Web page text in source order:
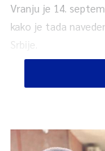
Vranju je 14.
kako je tada
Srbije.